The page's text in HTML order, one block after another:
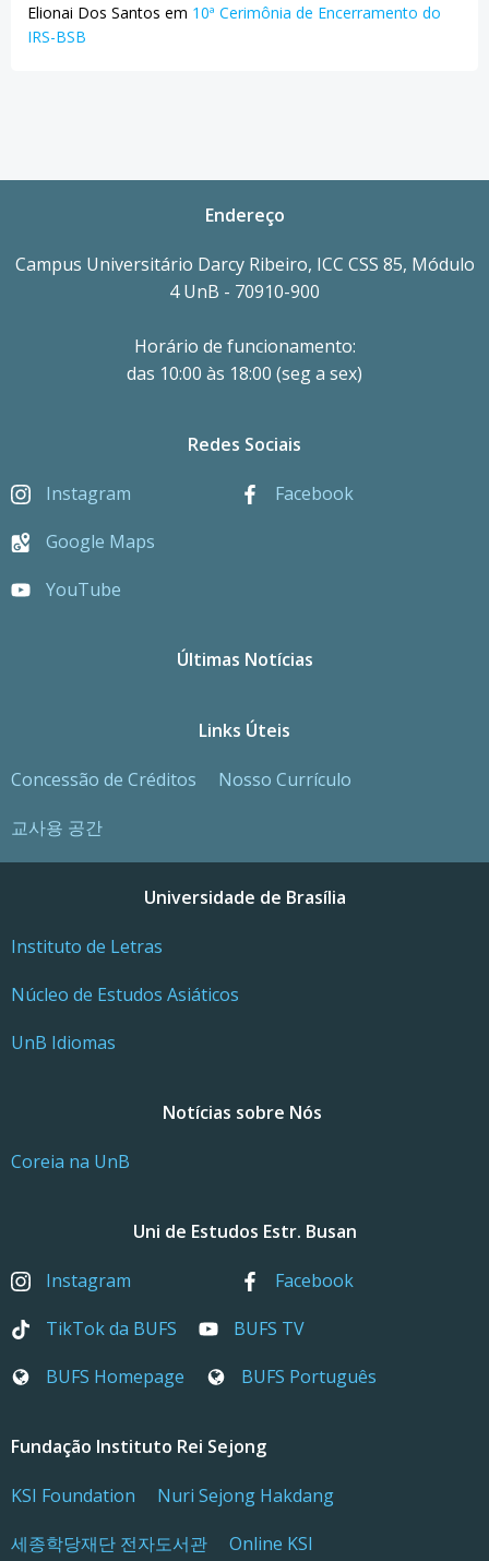
Elionai Dos Santos em 10ª Cerimônia de Encerramento do
IRS-BSB
Endereço
Campus Universitário Darcy Ribeiro, ICC CSS 85, Módulo
4 UnB - 70910-900
Horário de funcionamento:
das 10:00 às 18:00 (seg a sex)
Redes Sociais
Instagram
Facebook
Google Maps
YouTube
Últimas Notícias
Links Úteis
Concessão de Créditos
Nosso Currículo
교사용 공간
Universidade de Brasília
Instituto de Letras
Núcleo de Estudos Asiáticos
UnB Idiomas
Notícias sobre Nós
Coreia na UnB
Uni de Estudos Estr. Busan
Instagram
Facebook
TikTok da BUFS
BUFS TV
BUFS Homepage
BUFS Português
Fundação Instituto Rei Sejong
KSI Foundation
Nuri Sejong Hakdang
세종학당재단 전자도서관
Online KSI